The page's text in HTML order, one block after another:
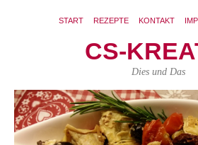
START REZEPTE KONTAKT
CS-
Dies und Das